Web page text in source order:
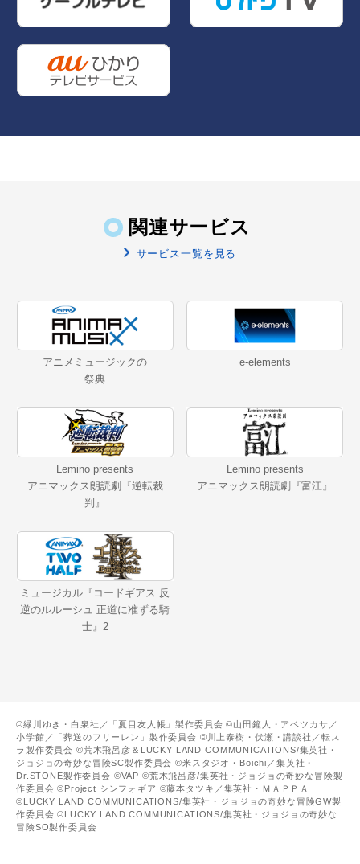
関連サービス
サービス一覧を見る
アニメミュージックの
祭典
e-elements
Lemino presents
アニマックス朗読劇『逆転裁
判』
Lemino presents
アニマックス朗読劇『富江』
ミュージカル『コードギアス 反
逆のルルーシュ 正道に准ずる騎
士』2
©緑川ゆき・白泉社／「夏目友人帳」製作委員会 ©山田鐘人・アベツカサ／
小学館／「葬送のフリーレン」製作委員会 ©川上泰樹・伏瀬・講談社／転ス
ラ製作委員会 ©荒木飛呂彦＆LUCKY LAND COMMUNICATIONS/集英社・
ジョジョの奇妙な冒険SC製作委員会 ©米スタジオ・Boichi／集英社・
Dr.STONE製作委員会 ©VAP ©荒木飛呂彦/集英社・ジョジョの奇妙な冒険製
作委員会 ©Project シンフォギア ©藤本タツキ／集英社・ＭＡＰＰＡ
©LUCKY LAND COMMUNICATIONS/集英社・ジョジョの奇妙な冒険GW製
作委員会 ©LUCKY LAND COMMUNICATIONS/集英社・ジョジョの奇妙な
冒険SO製作委員会